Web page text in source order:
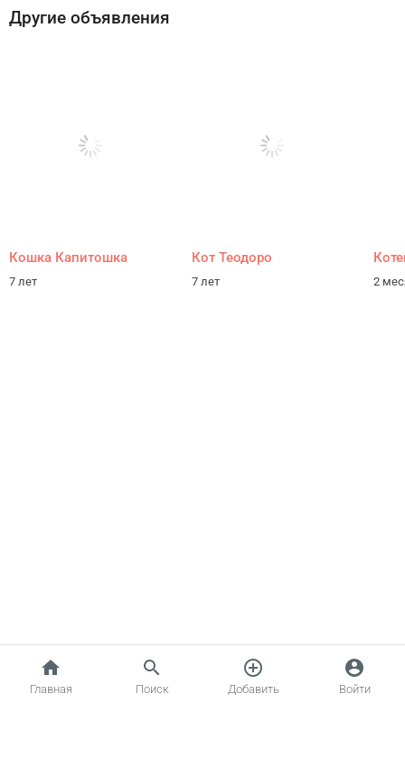
Другие объявления
Кошка Капитошка
7 лет
Кот Теодоро
7 лет 2
home
Главная
search
Поиск
add_circle_outline
Добавить
account_circle
Войти